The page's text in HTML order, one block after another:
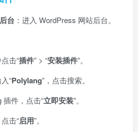
台 ：进入 WordPress 网站后台。
击“插件” > “安装插件”。
“Polylang”，点击搜索。
插件，点击“立即安装”。
击“启用”。